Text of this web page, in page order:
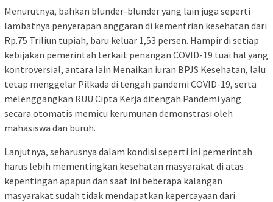
Menurutnya, bahkan blunder-blunder yang lain juga seperti
lambatnya penyerapan anggaran di kementrian kesehatan dari
Rp.75 Triliun tupiah, baru keluar 1,53 persen. Hampir di setiap
kebijakan pemerintah terkait penangan COVID-19 tuai hal yang
kontroversial, antara lain Menaikan iuran BPJS Kesehatan, lalu
tetap menggelar Pilkada di tengah pandemi COVID-19, serta
melenggangkan RUU Cipta Kerja ditengah Pandemi yang
secara otomatis memicu kerumunan demonstrasi oleh
mahasiswa dan buruh.
Lanjutnya, seharusnya dalam kondisi seperti ini pemerintah
harus lebih mementingkan kesehatan masyarakat di atas
kepentingan apapun dan saat ini beberapa kalangan
masyarakat sudah tidak mendapatkan kepercayaan dari